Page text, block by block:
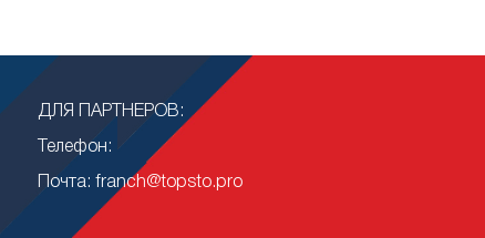
ДЛЯ ПАРТНЕРОВ:
Телефон:
Почта: franch@topsto.pro